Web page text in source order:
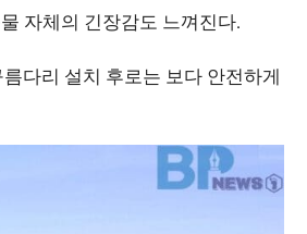
자체의 긴장감도 느껴진다.
다리 설치 후로는 보다 안전하게